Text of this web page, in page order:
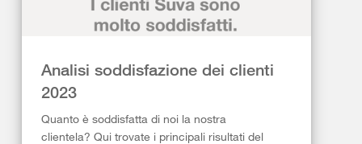
Analisi soddisfazione dei clienti
2023
Quanto è soddisfatta di noi la nostra
clientela? Qui trovate i principali risultati del